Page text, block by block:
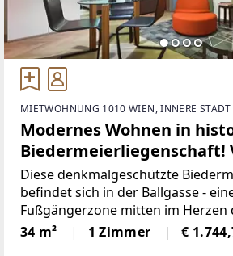
MIETWOHNUNG 1010 WIEN, INNERE STADT
Modernes Wohnen in
Biedermeierliegenschaft!
möbliertes City-
Kärntner Straße!
Diese denkmalgeschützte
befindet sich in der Ballgasse -
Fußgängerzone mitten im Herzen
Innenstadt, die ein
josephinischen Wohnhäusern
34 m² 1 Zimmer €